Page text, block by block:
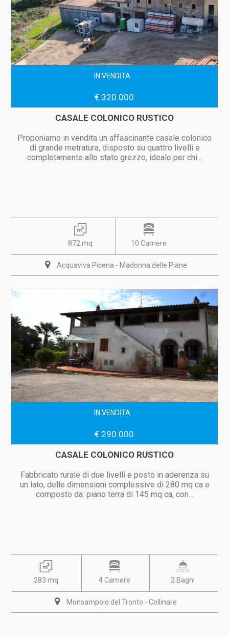
IN VENDITA
€ 320.000
CASALE COLONICO RUSTICO
Proponiamo in vendita un affascinante casale colonico
di grande metratura, disposto su quattro livelli e
completamente allo stato grezzo, ideale per chi...
872 mq 10 Camere
Acquaviva Picena - Madonna delle Piane
IN VENDITA
€ 290.000
CASALE COLONICO RUSTICO
Fabbricato rurale di due livelli e posto in aderenza su
un lato, delle dimensioni complessive di 280 mq ca e
composto da: piano terra di 145 mq ca, con...
283 mq 4 Camere 2 Bagni
Monsampolo del Tronto - Collinare